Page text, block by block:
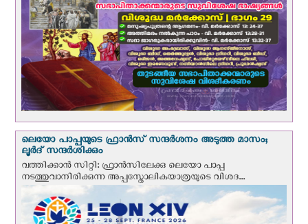
ലെയോ പാപ്പയുടെ ഫ്രാന്‍സ് സന്ദര്‍ശനം അടുത്ത മാസം;
ലൂര്‍ദ് സന്ദര്‍ശിക്കും
വത്തിക്കാന്‍ സിറ്റി: ഫ്രാൻസിലേക്കു ലെയോ പാപ്പ
നടത്തുവാനിരിക്കുന്ന അപ്പസ്തോലികയാത്രയുടെ വിശദ...